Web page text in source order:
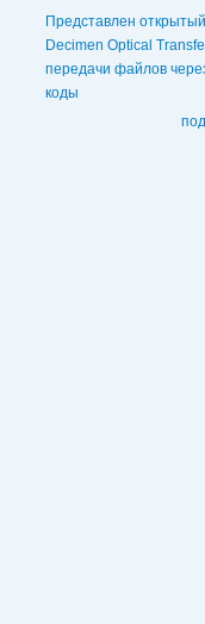
Представлен
Decimen Optical
передачи файлов
коды